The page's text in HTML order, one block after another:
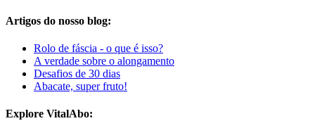
Artigos do nosso blog:
Rolo de fáscia - o que é isso?
A verdade sobre o alongamento
Desafios de 30 dias
Abacate, super fruto!
Explore VitalAbo: